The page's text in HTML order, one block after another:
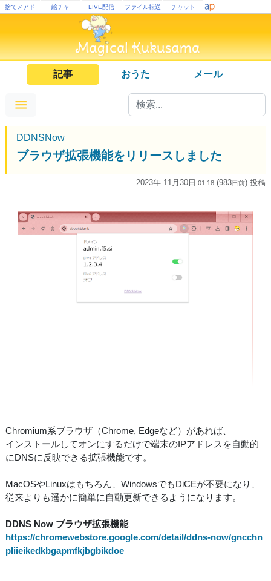
捨てメアド 絵チャ LIVE配信 ファイル転送 チャット
記事 おうた メール
DDNSNow
ブラウザ拡張機能をリリースしました
2023年 11月30日 01:18 (983日前) 投稿
Chromium系ブラウザ（Chrome, Edgeなど）があれば、
インストールしてオンにするだけで端末のIPアドレスを自動的
にDNSに反映できる拡張機能です。
MacOSやLinuxはもちろん、WindowsでもDiCEが不要になり、
従来よりも遥かに簡単に自動更新できるようになります。
DDNS Now ブラウザ拡張機能
https://chromewebstore.google.com/detail/ddns-now/gncchn
pliieikedkbgapmfkjbgbikdoe